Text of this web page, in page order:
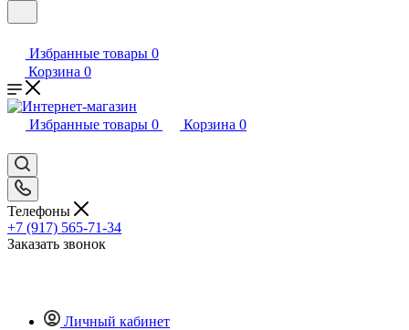
Избранные товары 0
Корзина 0
Избранные товары 0 Корзина 0
Телефоны
+7 (917) 565-71-34
Заказать звонок
Личный кабинет